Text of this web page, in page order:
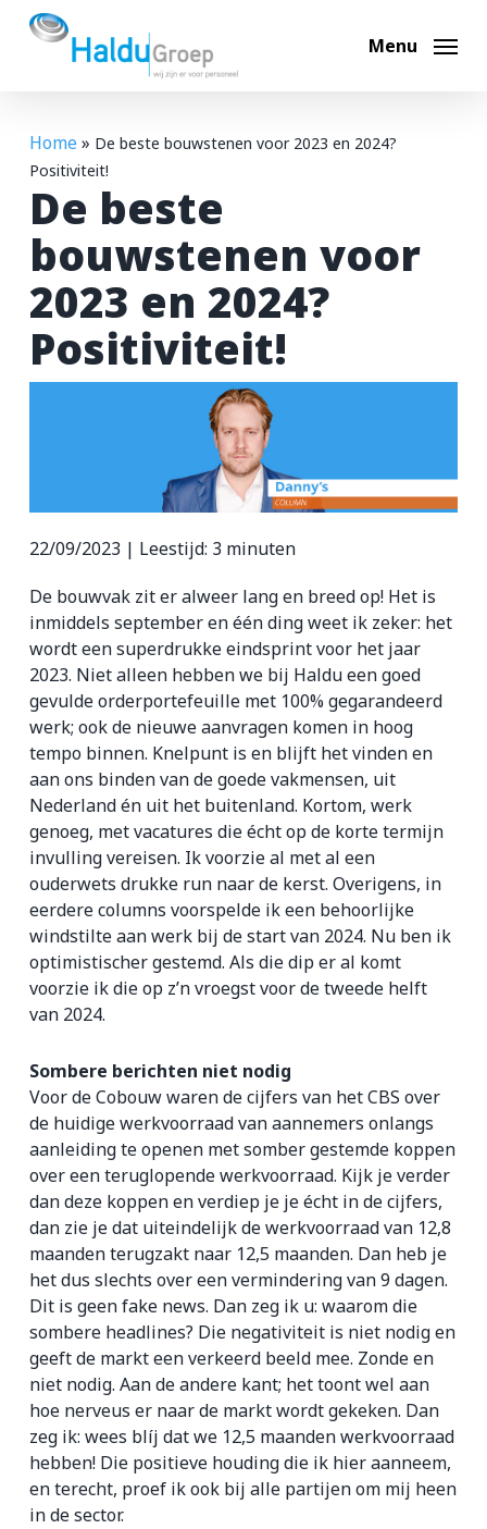
Skip
Menu
Home» De beste bouwstenen voor 2023 en 2024?
Positiviteit!
De beste
bouwstenen voor
2023 en 2024?
Positiviteit!
22/09/2023 | Leestijd: 3 minuten
De bouwvak zit er alweer lang en breed op! Het is
inmiddels september en één ding weet ik zeker: het
wordt een superdrukke eindsprint voor het jaar
2023. Niet alleen hebben we bij Haldu een goed
gevulde orderportefeuille met 100% gegarandeerd
werk; ook de nieuwe aanvragen komen in hoog
tempo binnen. Knelpunt is en blijft het vinden en
aan ons binden van de goede vakmensen, uit
Nederland én uit het buitenland. Kortom, werk
genoeg, met vacatures die écht op de korte termijn
invulling vereisen. Ik voorzie al met al een
ouderwets drukke run naar de kerst. Overigens, in
eerdere columns voorspelde ik een behoorlijke
windstilte aan werk bij de start van 2024. Nu ben ik
optimistischer gestemd. Als die dip er al komt
voorzie ik die op z’n vroegst voor de tweede helft
van 2024.
Sombere berichten niet nodig
Voor de Cobouw waren de cijfers van het CBS over
de huidige werkvoorraad van aannemers onlangs
aanleiding te openen met somber gestemde koppen
over een teruglopende werkvoorraad. Kijk je verder
dan deze koppen en verdiep je je écht in de cijfers,
dan zie je dat uiteindelijk de werkvoorraad van 12,8
maanden terugzakt naar 12,5 maanden. Dan heb je
het dus slechts over een vermindering van 9 dagen.
Dit is geen fake news. Dan zeg ik u: waarom die
sombere headlines? Die negativiteit is niet nodig en
geeft de markt een verkeerd beeld mee. Zonde en
niet nodig. Aan de andere kant; het toont wel aan
hoe nerveus er naar de markt wordt gekeken. Dan
zeg ik: wees blíj dat we 12,5 maanden werkvoorraad
hebben! Die positieve houding die ik hier aanneem,
en terecht, proef ik ook bij alle partijen om mij heen
in de sector.
Ik help je graag op weg. Waar ben je naar op zoek?
Bouwvacatures
Techniek vacatures
Automotive vacatures
Werken bij Haldu
Vakmensen nodig?